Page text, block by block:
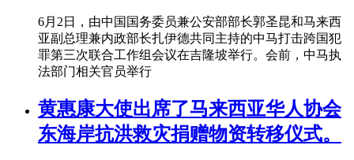
6月2日，由中国国务委员兼公安部部长郭圣昆和马来西
亚副总理兼内政部长扎伊德共同主持的中马打击跨国犯
罪第三次联合工作组会议在吉隆坡举行。会前，中马执
法部门相关官员举行
黄惠康大使出席了马来西亚华人协会
东海岸抗洪救灾捐赠物资转移仪式。